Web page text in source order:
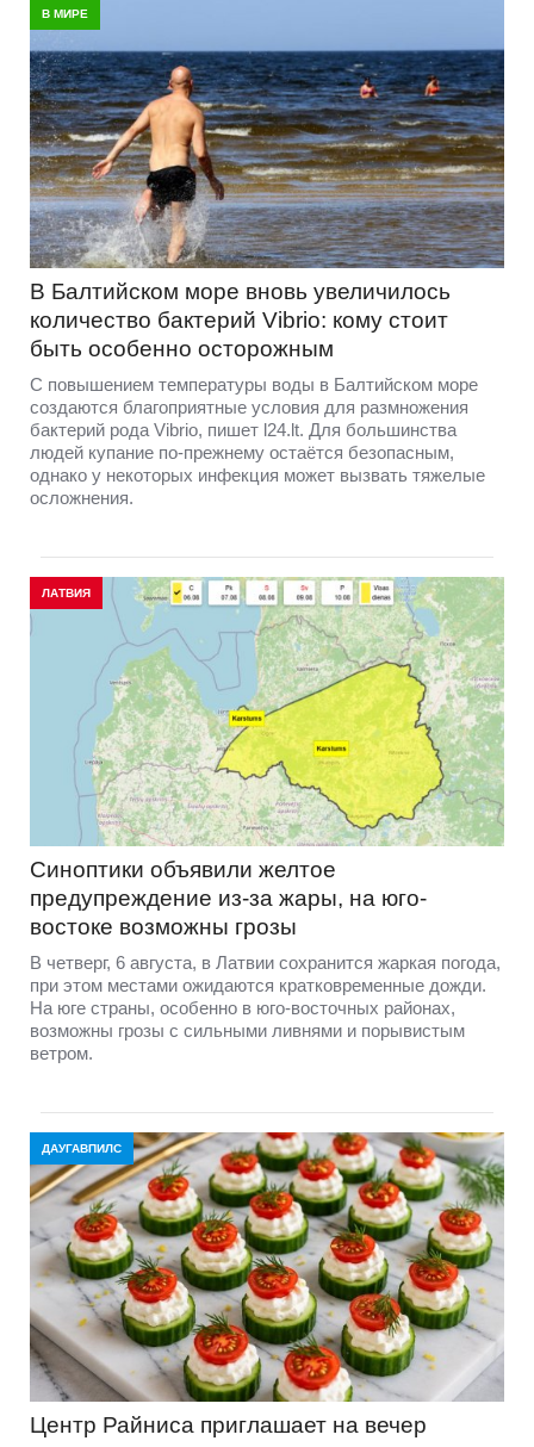
В МИРЕ
В Балтийском море вновь увеличилось
количество бактерий Vibrio: кому стоит
быть особенно осторожным
С повышением температуры воды в Балтийском море
создаются благоприятные условия для размножения
бактерий рода Vibrio, пишет l24.lt. Для большинства
людей купание по-прежнему остаётся безопасным,
однако у некоторых инфекция может вызвать тяжелые
осложнения.
ЛАТВИЯ
Синоптики объявили желтое
предупреждение из-за жары, на юго-
востоке возможны грозы
В четверг, 6 августа, в Латвии сохранится жаркая погода,
при этом местами ожидаются кратковременные дожди.
На юге страны, особенно в юго-восточных районах,
возможны грозы с сильными ливнями и порывистым
ветром.
ДАУГАВПИЛС
Центр Райниса приглашает на вечер